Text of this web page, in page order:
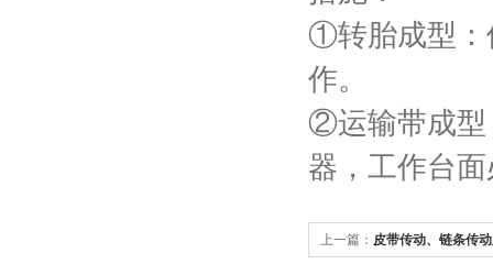
①转胎成型：
作。
②运输带成型
器，工作台
上一篇： 皮带传动、链条传